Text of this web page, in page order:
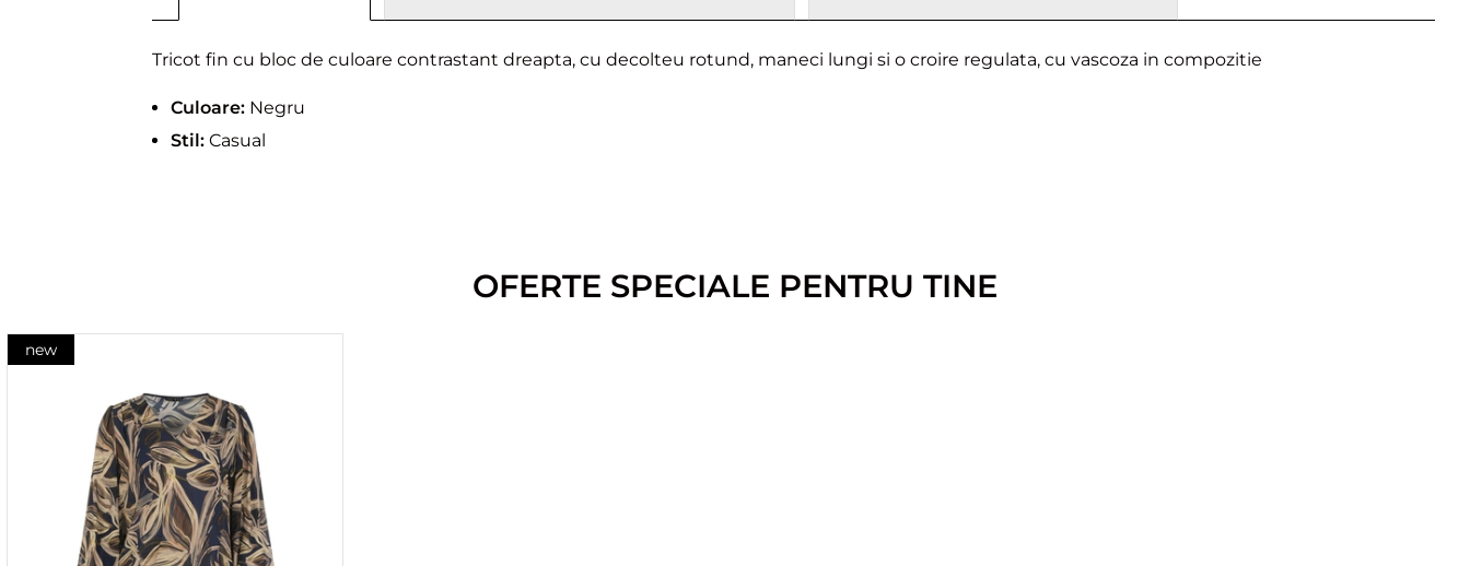
Tricot fin cu bloc de culoare contrastant dreapta, cu decolteu rotund, maneci lungi si o croire regulata, cu vascoza in compozitie
Culoare: Negru
Stil: Casual
OFERTE SPECIALE PENTRU TINE
new